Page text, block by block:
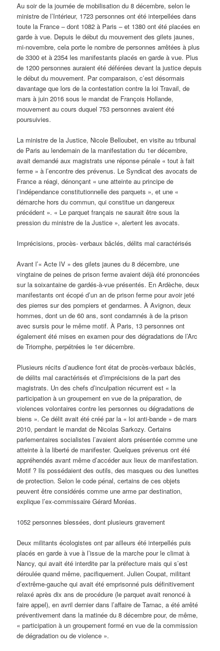
Au soir de la journée de mobilisation du 8 décembre, selon le
ministre de l’Intérieur, 1723 personnes ont été interpellées dans
toute la France – dont 1082 à Paris – et 1380 ont été placées en
garde à vue. Depuis le début du mouvement des gilets jaunes,
mi-novembre, cela porte le nombre de personnes arrêtées à plus
de 3300 et à 2354 les manifestants placés en garde à vue. Plus
de 1200 personnes auraient été déférées devant la justice depuis
le début du mouvement. Par comparaison, c’est désormais
davantage que lors de la contestation contre la loi Travail, de
mars à juin 2016 sous le mandat de François Hollande,
mouvement au cours duquel 753 personnes avaient été
poursuivies.
La ministre de la Justice, Nicole Belloubet, en visite au tribunal
de Paris au lendemain de la manifestation du 1er décembre,
avait demandé aux magistrats une réponse pénale « tout à fait
ferme » à l’encontre des prévenus. Le Syndicat des avocats de
France a réagi, dénonçant « une atteinte au principe de
l’indépendance constitutionnelle des parquets », et une «
démarche hors du commun, qui constitue un dangereux
précédent ». « Le parquet français ne saurait être sous la
pression du ministre de la Justice », alertent les avocats.
Imprécisions, procès- verbaux bâclés, délits mal caractérisés
Avant l’« Acte IV » des gilets jaunes du 8 décembre, une
vingtaine de peines de prison ferme avaient déjà été prononcées
sur la soixantaine de gardés-à-vue présentés. En Ardèche, deux
manifestants ont écopé d’un an de prison ferme pour avoir jeté
des pierres sur des pompiers et gendarmes. À Avignon, deux
hommes, dont un de 60 ans, sont condamnés à de la prison
avec sursis pour le même motif. À Paris, 13 personnes ont
également été mises en examen pour des dégradations de l’Arc
de Triomphe, perpétrées le 1er décembre.
Plusieurs récits d’audience font état de procès-verbaux bâclés,
de délits mal caractérisés et d’imprécisions de la part des
magistrats. Un des chefs d’inculpation récurrent est « la
participation à un groupement en vue de la préparation, de
violences volontaires contre les personnes ou dégradations de
biens ». Ce délit avait été créé par la « loi anti-bande » de mars
2010, pendant le mandat de Nicolas Sarkozy. Certains
parlementaires socialistes l’avaient alors présentée comme une
atteinte à la liberté de manifester. Quelques prévenus ont été
appréhendés avant même d’accéder aux lieux de manifestation.
Motif ? Ils possédaient des outils, des masques ou des lunettes
de protection. Selon le code pénal, certains de ces objets
peuvent être considérés comme une arme par destination,
explique l’ex-commissaire Gérard Moréas.
1052 personnes blessées, dont plusieurs gravement
Deux militants écologistes ont par ailleurs été interpellés puis
placés en garde à vue à l’issue de la marche pour le climat à
Nancy, qui avait été interdite par la préfecture mais qui s’est
déroulée quand même, pacifiquement. Julien Coupat, militant
d’extrême-gauche qui avait été emprisonné puis définitivement
relaxé après dix ans de procédure (le parquet avait renoncé à
faire appel), en avril dernier dans l’affaire de Tarnac, a été arrêté
préventivement dans la matinée du 8 décembre pour, de même,
« participation à un groupement formé en vue de la commission
de dégradation ou de violence ».